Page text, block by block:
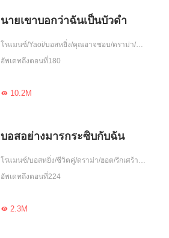
นายเขาบอกว่าฉันเป็นบัวดำ
โรแมนซ์/Yaoi/บอสหยิ่ง/คุณอาจชอบ/ดราม่า/ฮอต/รักเศร้า/เอาแต่ใจ
อัพเดทถึงตอนที่180
10.2M
บอสอย่างมารกระซิบกับฉัน
โรแมนซ์/บอสหยิ่ง/ชีวิตคู่/ดราม่า/ฮอต/รักเศร้า/ความรัก/อัพใหม่/คุณอาจชอบ/ชีวิตในเมือง
อัพเดทถึงตอนที่224
2.3M